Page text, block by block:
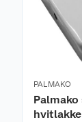
PALMAKO